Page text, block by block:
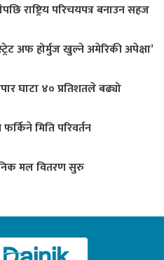
राष्ट्रिय परिचयपत्र बनाउन सहज
अफ होर्मुज खुल्ने अमेरिकी अपेक्षा’
घाटा ४० प्रतिशतले बढ्यो
मिति परिवर्तन
मल वितरण सुरु